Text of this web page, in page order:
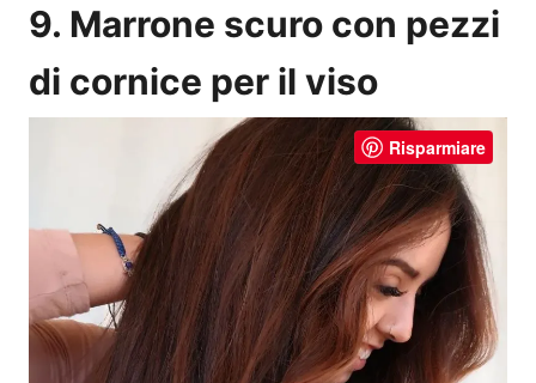
9. Marrone scuro con pezzi
di cornice per il viso
Risparmiare